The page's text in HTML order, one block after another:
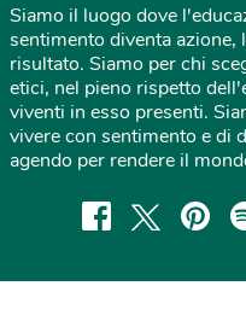
Siamo il luogo dove
sentimento diventa
risultato. Siamo per chi
etici, nel pieno rispetto
viventi in esso presenti.
vivere con sentimento e di
agendo per rendere il